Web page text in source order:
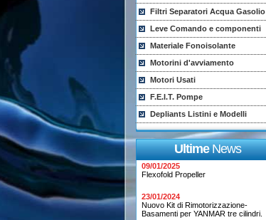
Filtri Separatori Acqua Gasolio
Leve Comando e componenti
Materiale Fonoisolante
Motorini d'avviamento
Motori Usati
F.E.I.T. Pompe
Depliants Listini e Modelli
UltimeNews
09/01/2025
Flexofold Propeller
23/01/2024
Nuovo Kit di Rimotorizzazione-
Basamenti per YANMAR tre cilindri.